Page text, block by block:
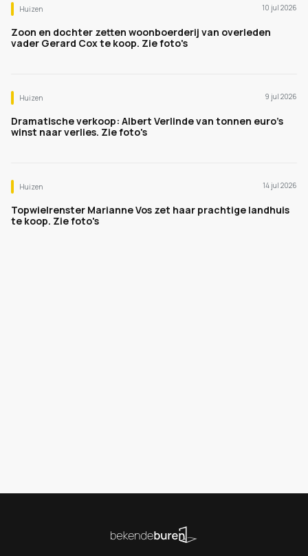
Huizen 10 jul 2026
Zoon en dochter zetten woonboerderij van overleden
vader Gerard Cox te koop. Zie foto's
Huizen 9 jul 2026
Dramatische verkoop: Albert Verlinde van tonnen euro's
winst naar verlies. Zie foto's
Huizen 14 jul 2026
Topwielrenster Marianne Vos zet haar prachtige landhuis
te koop. Zie foto's